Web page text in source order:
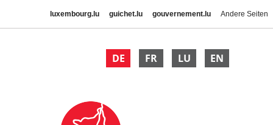
luxembourg.lu guichet.lu gouvernement.lu Andere Seiten
DE FR LU EN